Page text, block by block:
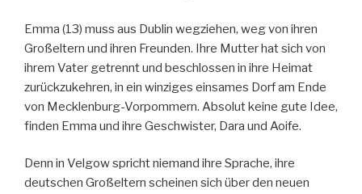
Emma (13) muss aus Dublin wegziehen, weg von ihren
Großeltern und ihren Freunden. Ihre Mutter hat sich von
ihrem Vater getrennt und beschlossen in ihre Heimat
zurückzukehren, in ein winziges einsames Dorf am Ende
von Mecklenburg-Vorpommern. Absolut keine gute Idee,
finden Emma und ihre Geschwister, Dara und Aoife.
Denn in Velgow spricht niemand ihre Sprache, ihre
deutschen Großeltern scheinen sich über den neuen